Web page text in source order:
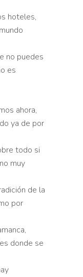
hoteles,
no puedes
es
ahora,
ya de por
todo si
muy
de la
por
donde se